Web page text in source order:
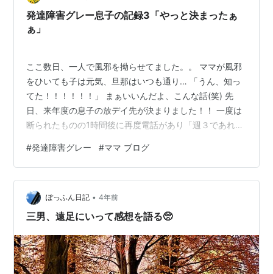
の担当の方と連絡が取れず、様子も分からないまま。 何
をするにも手につかず、心が浮上しないま…
発達障害グレー息子の記録3「やっと決まったぁ
ぁ」
ここ数日、一人で風邪を拗らせてました。。 ママが風邪
をひいても子は元気、旦那はいつも通り… 「うん、知っ
てた！！！！！！」 まぁいいんだよ、こんな話(笑) 先
日、来年度の息子の放デイ先が決まりました！！ 一度は
断られたものの1時間後に再度電話があり「週３であれ
す」と言いました(笑) そこの放デイの見学に行った後、
息子が毎日パンフレットをみて 「ここ小学生になったら
行きたい」と言っていたとこなので希望が叶ってよかっ
たです！！ 残りの週３は違う放デイに任せようと思いま
す。放デイ併用するしかない… 今日、療育先から診断書
#発達障害グレー #ママ ブログ
ぽっふん日記 • 4年前
三男、遠足にいって感想を語る🥺